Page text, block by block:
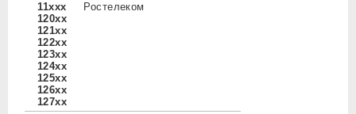
11xxx
120xx
121xx
122xx
123xx
124xx
125xx
126xx
127xx
Ростелеком